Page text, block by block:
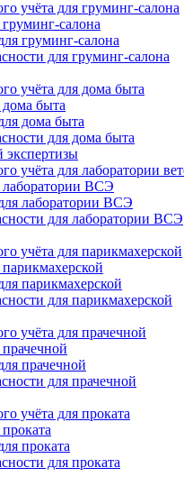
учёта для груминг-салона
салона
груминг-салона
для груминг-салона
учёта для дома быта
быта
дома быта
для дома быта
экспертизы
учёта для лаборатории
лаборатории ВСЭ
лаборатории ВСЭ
для лаборатории ВСЭ
учёта для парикмахерской
парикмахерской
для парикмахерской
учёта для прачечной
прачечной
для прачечной
учёта для проката
проката
для проката